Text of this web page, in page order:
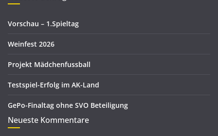
i
n
Vorschau – 1.Spieltag
Weinfest 2026
Projekt Mädchenfussball
Testspiel-Erfolg im AK-Land
GePo-Finaltag ohne SVO Beteiligung
Neueste Kommentare